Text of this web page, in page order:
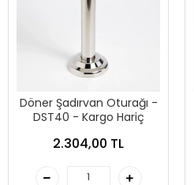
Döner Şadırvan Oturağı -
DST40 - Kargo Hariç
2.304,00 TL